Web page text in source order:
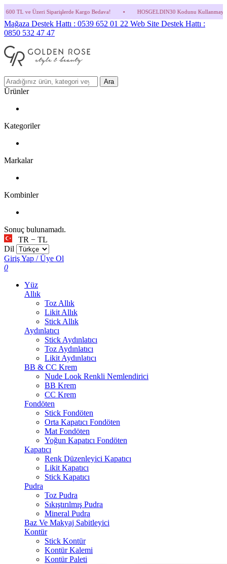
Kargo Bedava! • HOSGELDIN30 Kodunu Kullanmayı Unutma! (Parfüm ve
Mağaza Destek Hattı : 0539 652 01 22 Web Site Destek Hattı :
0850 532 47 47
Ara
Ürünler
Kategoriler
Markalar
Kombinler
Sonuç bulunamadı.
TR − TL
Dil
Giriş Yap / Üye Ol
0
Yüz
Allık
Toz Allık
Likit Allık
Stick Allık
Aydınlatıcı
Stick Aydınlatıcı
Toz Aydınlatıcı
Likit Aydınlatıcı
BB & CC Krem
Nude Look Renkli Nemlendirici
BB Krem
CC Krem
Fondöten
Stick Fondöten
Orta Kapatıcı Fondöten
Mat Fondöten
Yoğun Kapatıcı Fondöten
Kapatıcı
Renk Düzenleyici Kapatıcı
Likit Kapatıcı
Stick Kapatıcı
Pudra
Toz Pudra
Sıkıştırılmış Pudra
Mineral Pudra
Baz Ve Makyaj Sabitleyici
Kontür
Stick Kontür
Kontür Kalemi
Kontür Paleti